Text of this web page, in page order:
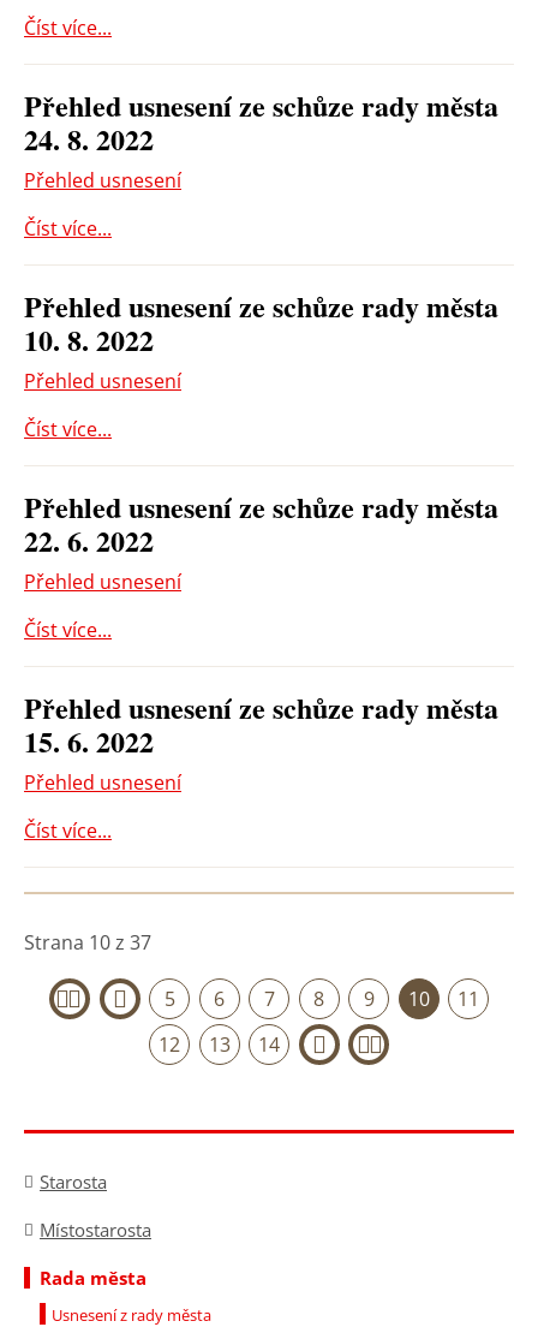
Číst více...
Přehled usnesení ze schůze rady města
24. 8. 2022
Přehled usnesení
Číst více...
Přehled usnesení ze schůze rady města
10. 8. 2022
Přehled usnesení
Číst více...
Přehled usnesení ze schůze rady města
22. 6. 2022
Přehled usnesení
Číst více...
Přehled usnesení ze schůze rady města
15. 6. 2022
Přehled usnesení
Číst více...
Strana 10 z 37
« ‹ 5 6 7 8 9 10
11
12
13 14 › »
Starosta
Místostarosta
Rada města
Usnesení z rady města